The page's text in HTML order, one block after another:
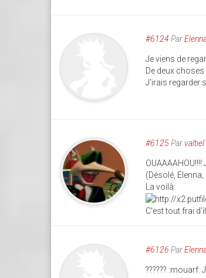
#6124 Par
Je viens de
De deux
J'irais regarder
#6125Parvaltiel
(Désolé,
La voilà:
C'est tout frai
#6126 Par
??????